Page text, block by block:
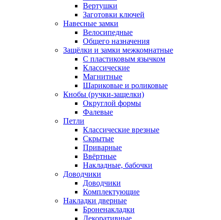
Вертушки
Заготовки ключей
Навесные замки
Велосипедные
Общего назначения
Защёлки и замки межкомнатные
С пластиковым язычком
Классические
Магнитные
Шариковые и роликовые
Кнобы (ручки-защелки)
Округлой формы
Фалевые
Петли
Классические врезные
Скрытые
Приварные
Ввёртные
Накладные, бабочки
Доводчики
Доводчики
Комплектующие
Накладки дверные
Броненакладки
Декоративные